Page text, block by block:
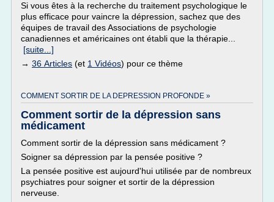
Si vous êtes à la recherche du traitement psychologique le
plus efficace pour vaincre la dépression, sachez que des
équipes de travail des Associations de psychologie
canadiennes et américaines ont établi que la thérapie...
[suite...]
→ 36 Articles (et 1 Vidéos) pour ce thème
COMMENT SORTIR DE LA DEPRESSION PROFONDE »
Comment sortir de la dépression sans
médicament
Comment sortir de la dépression sans médicament ?
Soigner sa dépression par la pensée positive ?
La pensée positive est aujourd'hui utilisée par de nombreux
psychiatres pour soigner et sortir de la dépression
nerveuse.